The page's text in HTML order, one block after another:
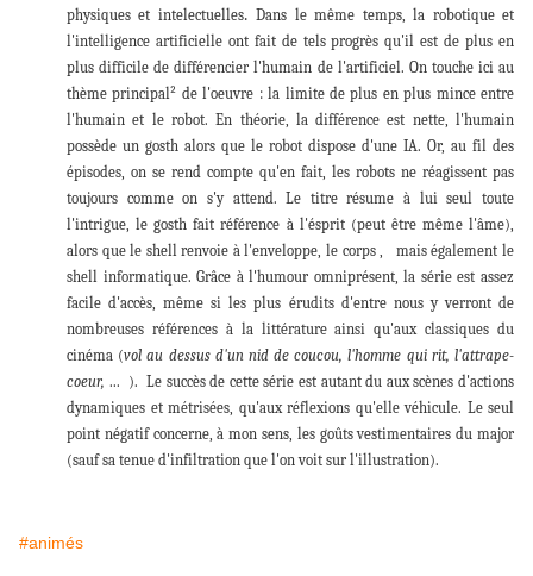
physiques et intelectuelles.Dans le même temps, la robotique et
l'intelligence artificielle ont fait de tels progrès qu'il est de plus en
plus difficile de différencier l'humain de l'artificiel. On touche ici au
thème principal² de l'oeuvre : la limite de plus en plus mince entre
l'humain et le robot. En théorie, la différence est nette, l'humain
possède un gosth alors que le robot dispose d'une IA. Or, au fil des
épisodes, on se rend compte qu'en fait, les robots ne réagissent pas
toujours comme on s'y attend. Le titre résume à lui seul toute
l'intrigue, le gosth fait référence à l'ésprit (peut être même l'âme),
alors que le shell renvoie à l'enveloppe, le corps , mais également le
shell informatique. Grâce à l'humour omniprésent, la série est assez
facile d'accès, même si les plus érudits d'entre nous y verront de
nombreuses références à la littérature ainsi qu'aux classiques du
cinéma (vol au dessus d'un nid de coucou, l'homme qui rit, l'attrape-
coeur, ... ). Le succès de cette série est autant du aux scènes d'actions
dynamiques et métrisées, qu'aux réflexions qu'elle véhicule. Le seul
point négatif concerne, à mon sens, les goûts vestimentaires du major
(sauf sa tenue d'infiltration que l'on voit sur l'illustration).
#animés